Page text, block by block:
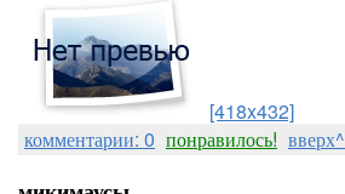
[418x432]
комментарии: 0 понравилось! вверх^